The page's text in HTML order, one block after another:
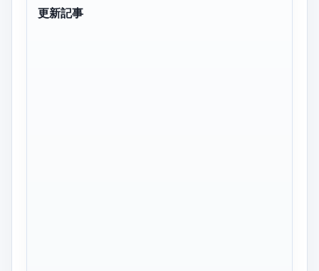
更新記事